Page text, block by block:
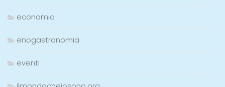
economia
enogastronomia
eventi